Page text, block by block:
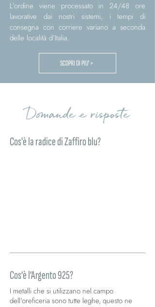
L'ordine viene processato in 24/48 ore
lavorative dai nostri sistemi, i tempi di
consegna con corriere variano a seconda
delle località d'Italia.
SCOPRI DI PIU' >
Domande e risposte
Cos'è la radice di Zaffiro blu?
Cos’è l’Argento 925?
I metalli che si utilizzano nel campo
dell'oreficeria sono tutte leghe, questo ne